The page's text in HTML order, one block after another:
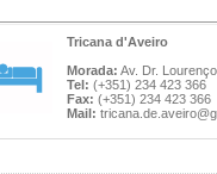
Tricana d'Aveiro
Morada: Av. Dr.
Tel: (+351) 234 423 366
Fax: (+351) 234 423 366
Mail: